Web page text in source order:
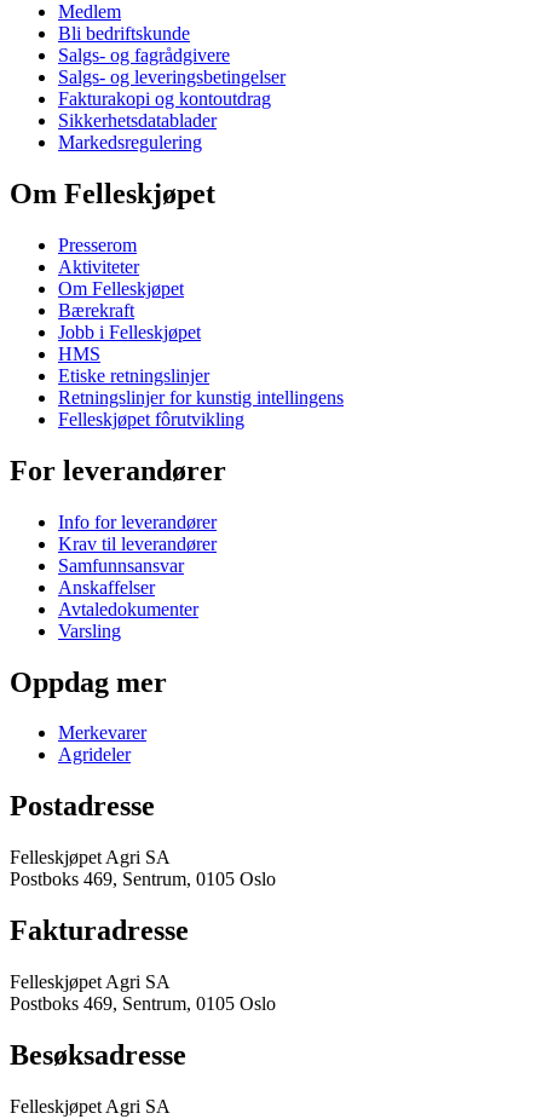
Medlem
Bli bedriftskunde
Salgs- og fagrådgivere
Salgs- og leveringsbetingelser
Fakturakopi og kontoutdrag
Sikkerhetsdatablader
Markedsregulering
Om Felleskjøpet
Presserom
Aktiviteter
Om Felleskjøpet
Bærekraft
Jobb i Felleskjøpet
HMS
Etiske retningslinjer
Retningslinjer for kunstig intellingens
Felleskjøpet fôrutvikling
For leverandører
Info for leverandører
Krav til leverandører
Samfunnsansvar
Anskaffelser
Avtaledokumenter
Varsling
Oppdag mer
Merkevarer
Agrideler
Postadresse
Felleskjøpet Agri SA
Postboks 469, Sentrum, 0105 Oslo
Fakturadresse
Felleskjøpet Agri SA
Postboks 469, Sentrum, 0105 Oslo
Besøksadresse
Felleskjøpet Agri SA